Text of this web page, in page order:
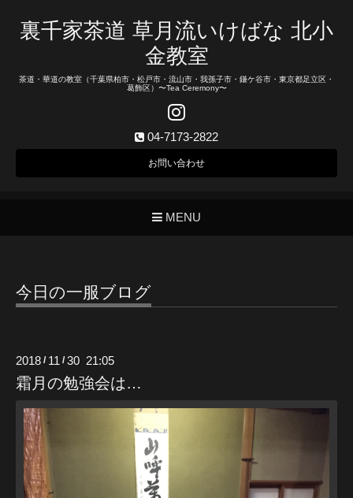
裏千家茶道 草月流いけばな 北小
金教室
茶道・華道の教室（千葉県柏市・松戸市・流山市・我孫子市・鎌ケ谷市・東京都足立区・
葛飾区）〜Tea Ceremony〜
04-7173-2822
お問い合わせ
MENU
今日の一服ブログ
2018 / 11 /30 21:05
霜月の勉強会は…